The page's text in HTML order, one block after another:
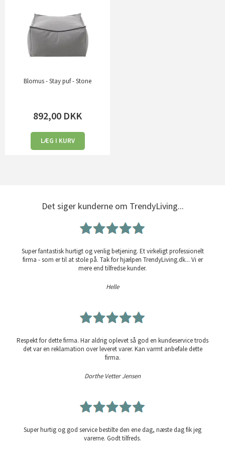
Blomus - Stay puf - Stone
892,00 DKK
LÆG I KURV
Det siger kunderne om TrendyLiving...
Super fantastisk hurtigt og venlig betjening. Et virkeligt professionelt
firma - som er til at stole på. Tak for hjælpen TrendyLiving.dk... Vi er
mere end tilfredse kunder.
Helle
Respekt for dette firma. Har aldrig oplevet så god en kundeservice trods
det var en reklamation over leveret varer. Kan varmt anbefale dette
firma.
Dorthe Vetter Jensen
Super hurtig og god service bestilte den ene dag, næste dag fik jeg
varerne. Godt tilfreds.